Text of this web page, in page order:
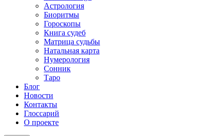
Астрология
Биоритмы
Гороскопы
Книга судеб
Матрица судьбы
Натальная карта
Нумерология
Сонник
Таро
Блог
Новости
Контакты
Глоссарий
О проекте